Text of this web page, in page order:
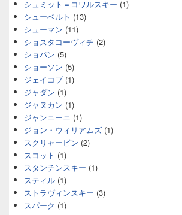
シュミット＝コワルスキー (1)
シューベルト (13)
シューマン (11)
ショスタコーヴィチ (2)
ショパン (5)
ショーソン (5)
ジェイコブ (1)
ジャダン (1)
ジャヌカン (1)
ジャンニーニ (1)
ジョン・ウィリアムズ (1)
スクリャービン (2)
スコット (1)
スタンチンスキー (1)
スティル (1)
ストラヴィンスキー (3)
スパーク (1)